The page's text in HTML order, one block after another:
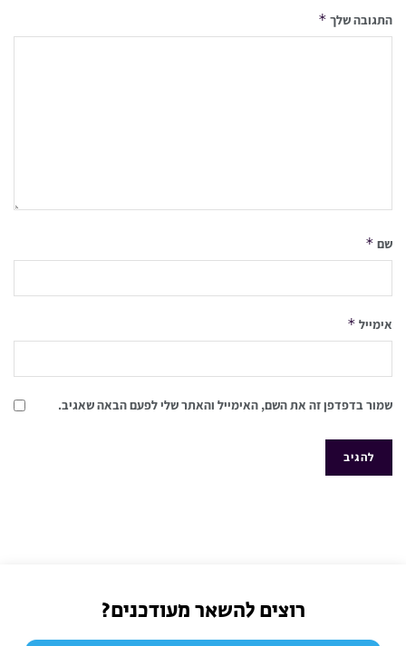
התגובה שלך *
שם *
אימייל *
שמור בדפדפן זה את השם, האימייל והאתר שלי לפעם הבאה שאגיב.
רוצים להשאר מעודכנים?